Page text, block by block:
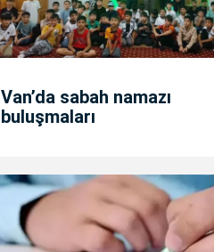
Van’da sabah namazı
buluşmaları